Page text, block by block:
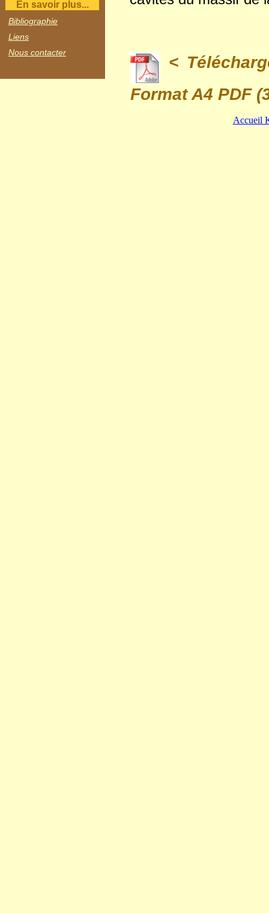
En savoir plus...
Bibliographie
Liens
Nous contacter
<
Format A4 PDF
Accueil